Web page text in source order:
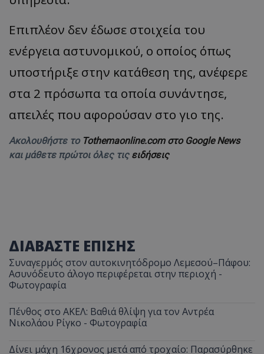
Επιπλέον δεν έδωσε στοιχεία του
ενέργεια αστυνομικού, ο οποίος όπως
υποστήριξε στην κατάθεση της, ανέφερε
στα 2 πρόσωπα τα οποία συνάντησε,
απειλές που αφορούσαν στο γιο της.
Ακολουθήστε το Tothemaonline.com στο Google News
και μάθετε πρώτοι όλες τις ειδήσεις
ΔΙΑΒΑΣΤΕ ΕΠΙΣΗΣ
Συναγερμός στον αυτοκινητόδρομο Λεμεσού–Πάφου:
Ασυνόδευτο άλογο περιφέρεται στην περιοχή -
Φωτογραφία
Πένθος στο ΑΚΕΛ: Βαθιά θλίψη για τον Αντρέα
Νικολάου Ρίγκο - Φωτογραφία
Δίνει μάχη 16χρονος μετά από τροχαίο: Παρασύρθηκε
VISITOR_PRIVACY_METADATA
YouTube
.youtube.com